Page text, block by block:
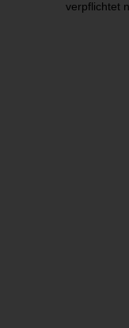
verpflichtet